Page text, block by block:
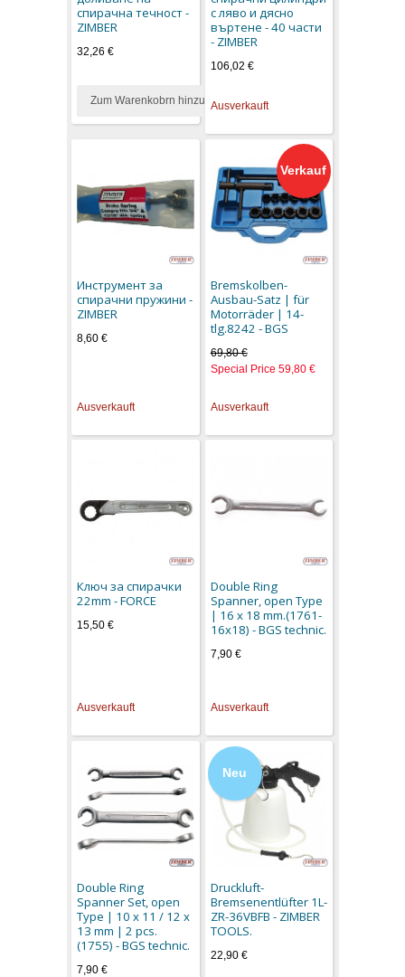
спирачна течност -
ZIMBER
32,26 €
Zum Warenkobrn hinzufügen
с ляво и дясно
въртене - 40 части
- ZIMBER
106,02 €
Ausverkauft
Инструмент за
спирачни пружини -
ZIMBER
8,60 €
Ausverkauft
Verkauf
Bremskolben-
Ausbau-Satz | für
Motorräder | 14-
tlg.8242 - BGS
69,80 €
Special Price 59,80 €
Ausverkauft
Ключ за спирачки
22mm - FORCE
15,50 €
Ausverkauft
Double Ring
Spanner, open Type
| 16 x 18 mm.(1761-
16x18) - BGS technic.
7,90 €
Ausverkauft
Double Ring
Spanner Set, open
Type | 10 x 11 / 12 x
13 mm | 2 pcs.
(1755) - BGS technic.
7,90 €
Neu
Druckluft-
Bremsenentlüfter 1L-
ZR-36VBFB - ZIMBER
TOOLS.
22,90 €